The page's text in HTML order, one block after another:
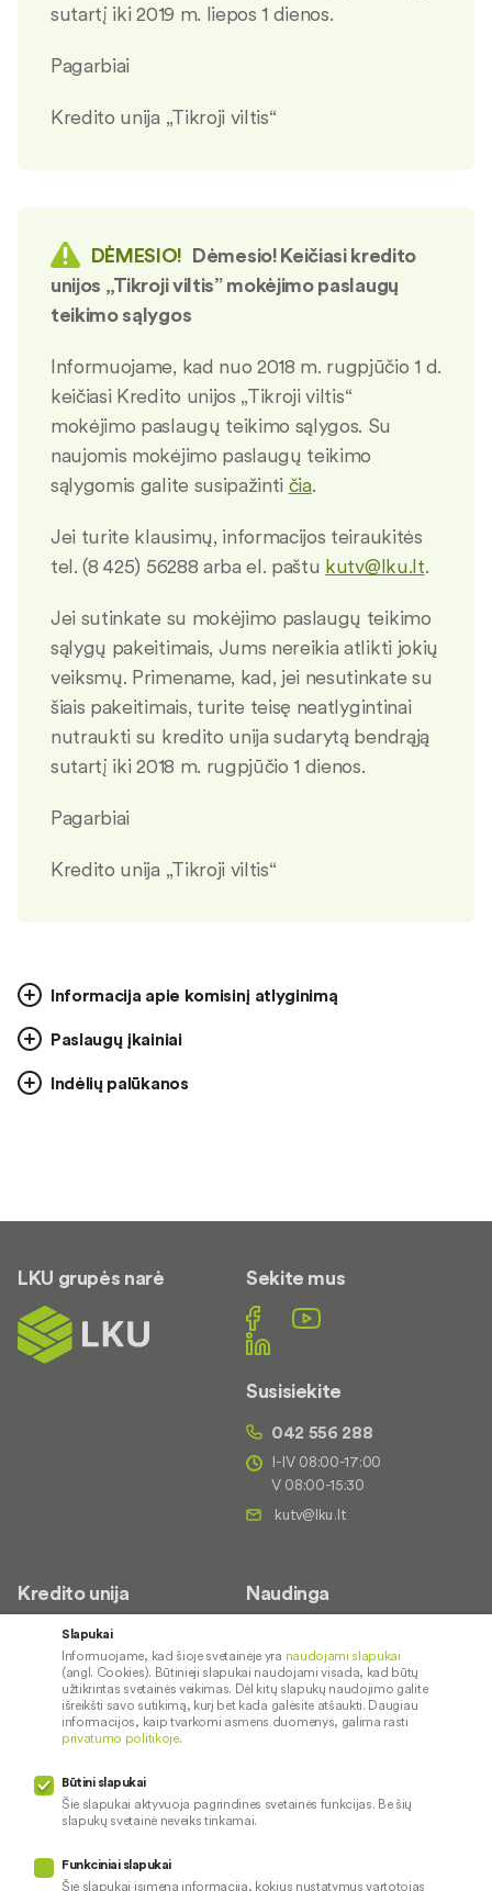
sutartį iki 2019 m. liepos 1 dienos.
Pagarbiai
Kredito unija „Tikroji viltis“
DĖMESIO! Dėmesio! Keičiasi kredito
unijos „Tikroji viltis” mokėjimo paslaugų
teikimo sąlygos
Informuojame, kad nuo 2018 m. rugpjūčio 1 d.
keičiasi Kredito unijos „Tikroji viltis“
mokėjimo paslaugų teikimo sąlygos. Su
naujomis mokėjimo paslaugų teikimo
sąlygomis galite susipažinti čia.
Jei turite klausimų, informacijos teiraukitės
tel. (8 425) 56288 arba el. paštu kutv@lku.lt.
Jei sutinkate su mokėjimo paslaugų teikimo
sąlygų pakeitimais, Jums nereikia atlikti jokių
veiksmų. Primename, kad, jei nesutinkate su
šiais pakeitimais, turite teisę neatlygintinai
nutraukti su kredito unija sudarytą bendrąją
sutartį iki 2018 m. rugpjūčio 1 dienos.
Pagarbiai
Kredito unija „Tikroji viltis“
Informacija apie komisinį atlyginimą
Paslaugų įkainiai
Indėlių palūkanos
LKU grupės narė Sekite mus
Susisiekite
042 556 288
I-IV 08:00-17:00
V 08:00-15:30
Kredito unija
Apie mus
Kontaktai
Karjera
Socialinė atsakomybė
Naudinga
Palūkanų normos
Paslaugų teikimo sąlygos ir
įkainiai
Pranešėjų apsauga
Slapukai
Informuojame, kad šioje svetainėje yra naudojami slapukai
(angl. Cookies). Būtinieji slapukai naudojami visada, kad būtų
užtikrintas svetainės veikimas. Dėl kitų slapukų naudojimo galite
išreikšti savo sutikimą, kurį bet kada galėsite atšaukti. Daugiau
informacijos, kaip tvarkomi asmens duomenys, galima rasti
privatumo politikoje.
Būtini slapukai
Šie slapukai aktyvuoja pagrindines svetainės funkcijas. Be šių
slapukų svetainė neveiks tinkamai.
Funkciniai slapukai
Šie slapukai įsimena informaciją, kokius nustatymus vartotojas